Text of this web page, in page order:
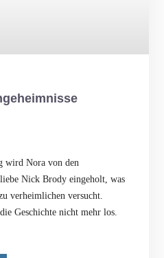
wird Nora von den
Nick Brody eingeholt, was
verheimlichen versucht.
Geschichte nicht mehr los.